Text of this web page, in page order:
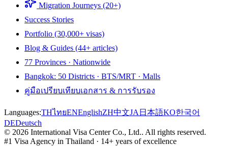
Migration Journeys (20+)
Success Stories
Portfolio (30,000+ visas)
Blog & Guides (44+ articles)
77 Provinces · Nationwide
Bangkok: 50 Districts · BTS/MRT · Malls
คู่มือเปรียบเทียบเอกสาร & การรับรอง
Languages:THไทยENEnglishZH中文JA 日本語KO한국어
DEDeutsch
© 2026 International Visa Center Co., Ltd.. All rights reserved.
#1 Visa Agency in Thailand · 14+ years of excellence